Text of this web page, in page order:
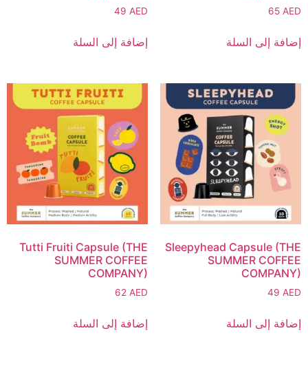
65 AED
إضافة إلى السلة
49AED
إضافة إلى السلة
Sleepyhead Capsule (THE
SUMMER COFFEE
COMPANY)
49 AED
إضافة إلى السلة
Tutti Fruiti Capsule (THE
SUMMER COFFEE
COMPANY)
62AED
إضافة إلى السلة